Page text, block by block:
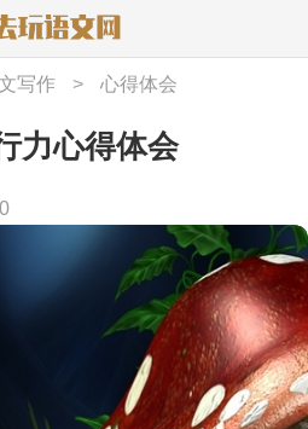
写作 > 心得体会
力心得体会